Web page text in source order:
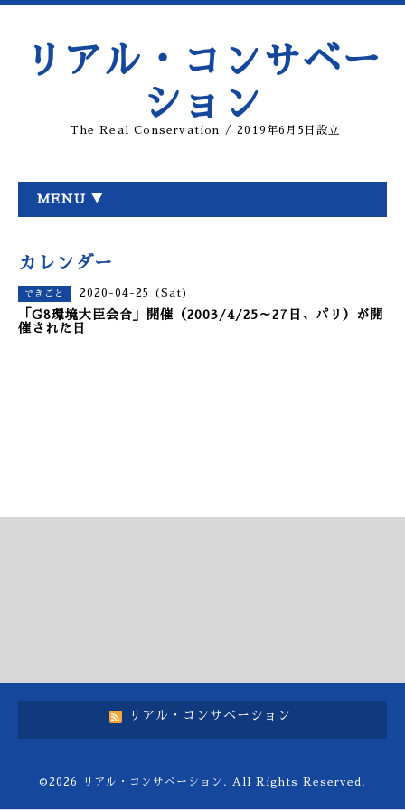
リアル・コンサベー
ション
The Real Conservation / 2019年6月5日設立
MENU ▼
カレンダー
できごと 2020-04-25 (Sat)
「G8環境大臣会合」開催（2003/4/25～27日、パリ）が開
催された日
リアル・コンサベーション
©2026 リアル・コンサベーション . All Rights Reserved.